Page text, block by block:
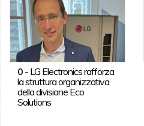
0- LG Electronics rafforza
la struttura organizzativa
della divisione Eco
Solutions